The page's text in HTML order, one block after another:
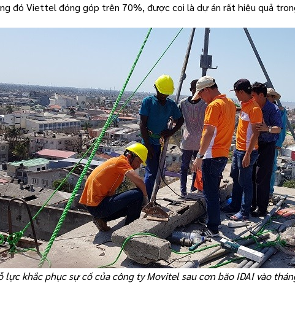
đó Viettel đóng góp trên 70%, được coi là dự án rất hiệu quả
lực khắc phục sự cố của công ty Movitel sau cơn bão IDAI vào